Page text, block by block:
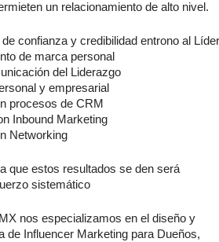
un relacionamiento de alto nivel.
confianza y credibilidad entrono al Líder
de marca personal
del Liderazgo
y empresarial
procesos de CRM
Inbound Marketing
Networking
que estos resultados se den será
sistemático
nos especializamos en el diseño y
de Influencer Marketing para Dueños,